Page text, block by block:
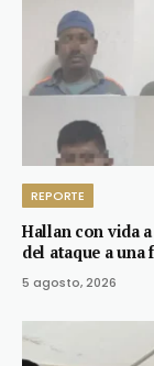
REPORTE
Hallan con vida
del ataque a una
5 agosto, 2026